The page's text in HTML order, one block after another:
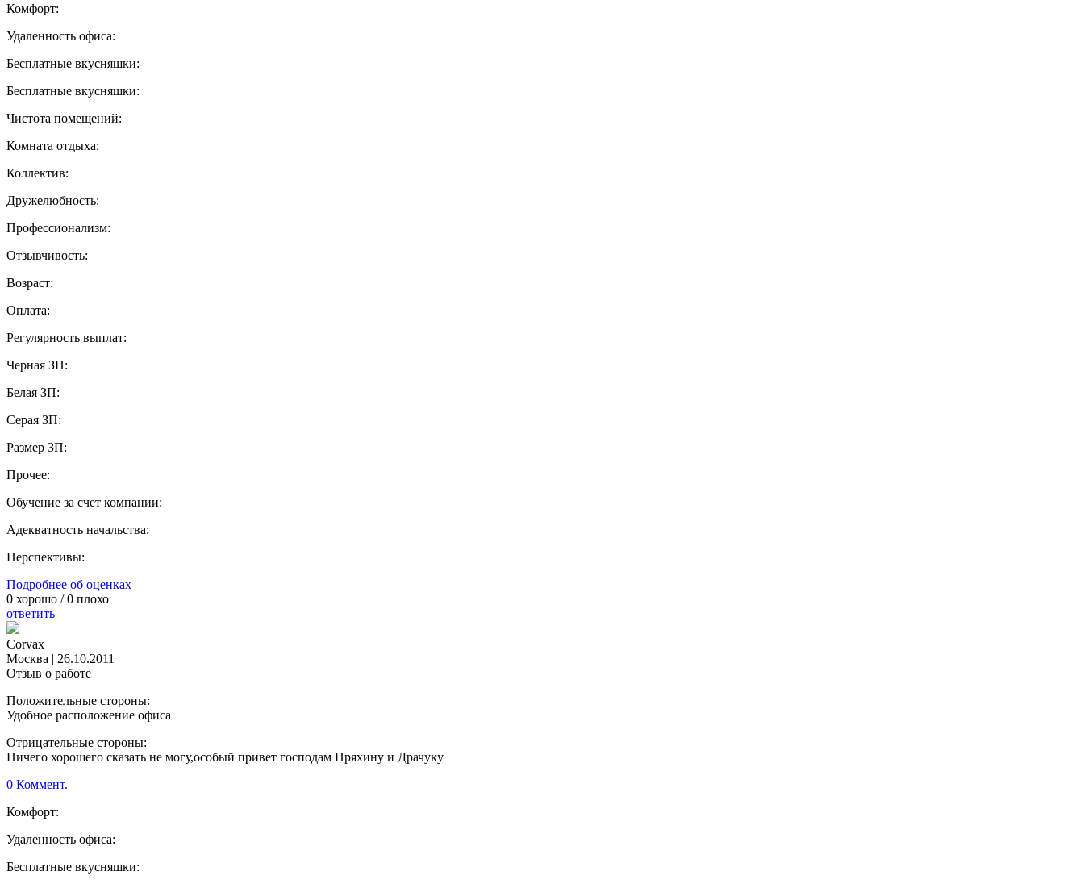
Комфорт:
Удаленность офиса:
Бесплатные вкусняшки:
Бесплатные вкусняшки:
Чистота помещений:
Комната отдыха:
Коллектив:
Дружелюбность:
Профессионализм:
Отзывчивость:
Возраст:
Оплата:
Регулярность выплат:
Черная ЗП:
Белая ЗП:
Серая ЗП:
Размер ЗП:
Прочее:
Обучение за счет компании:
Адекватность начальства:
Перспективы:
Подробнее об оценках
0 хорошо /0 плохо
ответить
Corvax
Москва | 26.10.2011
Отзыв о работе
Положительные стороны:
Удобное расположение офиса
Отрицательные стороны:
Ничего хорошего сказать не могу,особый привет господам Пряхину и Драчуку
0 Коммент.
Комфорт:
Удаленность офиса:
Бесплатные вкусняшки: